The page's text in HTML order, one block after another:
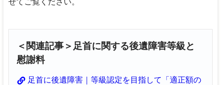
せてご覧ください。
＜関連記事＞足首に関する後遺障害等級と
慰謝料
足首に後遺障害｜等級認定を目指して「適正額の